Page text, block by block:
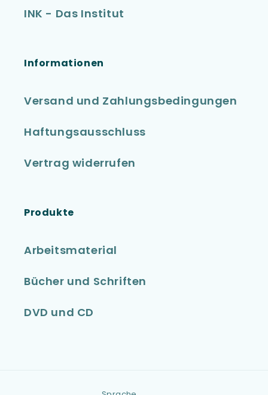
INK - Das Institut
Informationen
Versand und Zahlungsbedingungen
Haftungsausschluss
Vertrag widerrufen
Produkte
Arbeitsmaterial
Bücher und Schriften
DVD und CD